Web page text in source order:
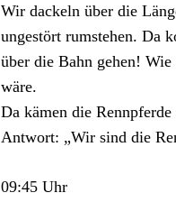
Wir dackeln über die
ungestört rumstehen. Da
über die Bahn gehen!
wäre.
Da kämen die
Antwort: „Wir sind die
09:45 Uhr